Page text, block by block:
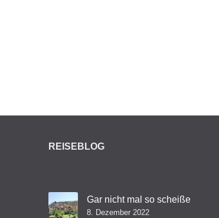
REISEBLOG
Gar nicht mal so scheiße
8. Dezember 2022